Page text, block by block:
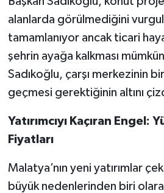
alanlarda görülmediğini
tamamlanıyor ancak ticari
şehrin ayağa kalkması
Sadıkoğlu, çarşı merkezinin
geçmesi gerektiğinin altını
Yatırımcıyı Kaçıran Engel:
Fiyatları
Malatya’nın yeni yatırımlar
büyük nedenlerinden biri